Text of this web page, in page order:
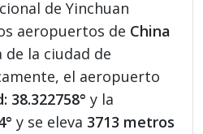
de Yinchuan
aeropuertos de China
la ciudad de
el aeropuerto
38.322758° y la
y se eleva 3713 metros